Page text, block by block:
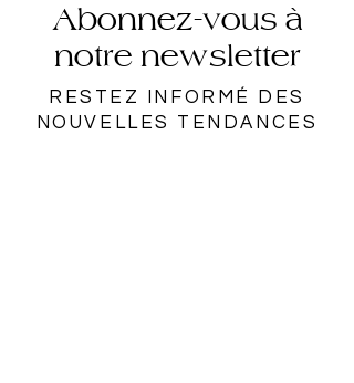
Abonnez-vous à
notre newsletter
RESTEZ INFORMÉ DES
NOUVELLES TENDANCES